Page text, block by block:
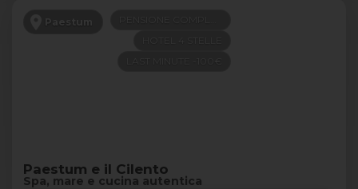
Paestum
Paestum e il Cilento
Spa, mare e cucina autentica